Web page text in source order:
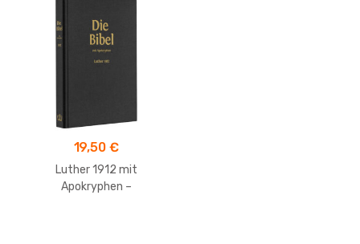
19,50 €
Luther 1912 mit
Apokryphen –